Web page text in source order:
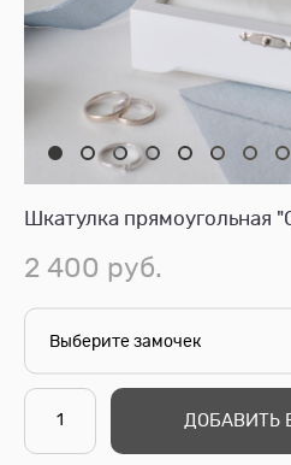
Шкатулка прямоугольная
2 400 pуб.
Выберите замочек
ДОБАВИТЬ